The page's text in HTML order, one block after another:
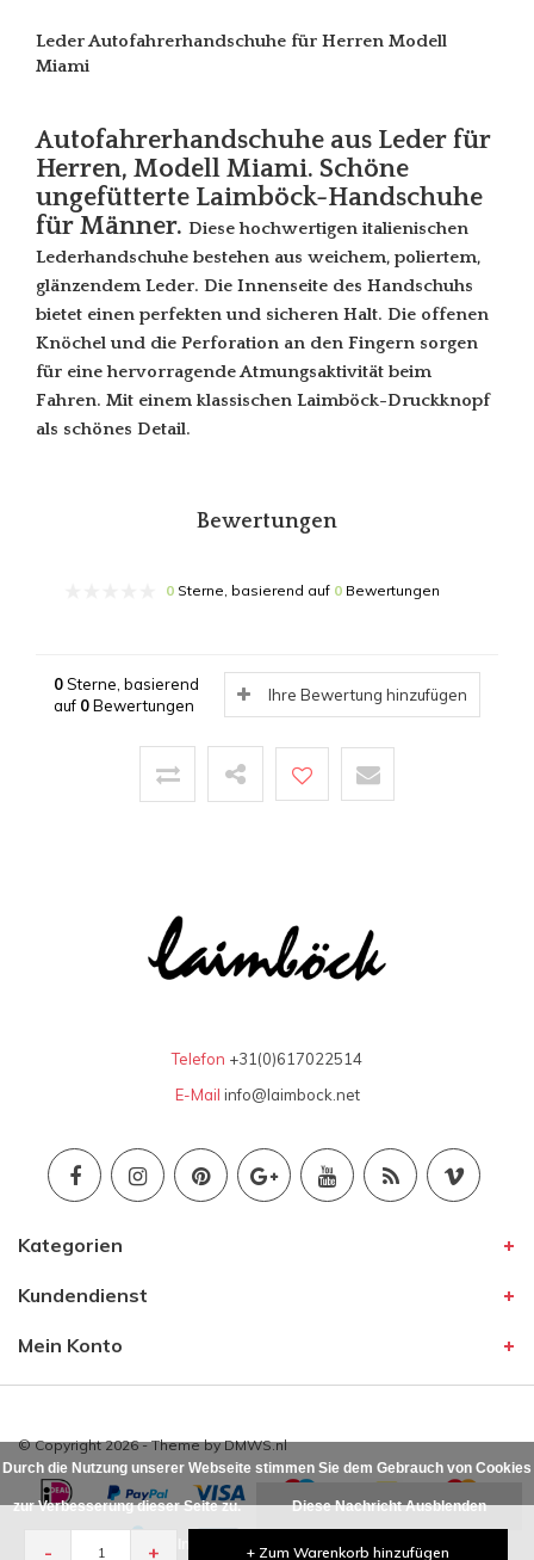
- + + Zum Warenkorb hinzufügen
Leder Autofahrerhandschuhe für Herren Modell
Miami
Autofahrerhandschuhe aus Leder für
Herren, Modell Miami. Schöne
ungefütterte Laimböck-Handschuhe
für Männer. Diese hochwertigen italienischen
Lederhandschuhe bestehen aus weichem, poliertem,
glänzendem Leder. Die Innenseite des Handschuhs
bietet einen perfekten und sicheren Halt. Die offenen
Knöchel und die Perforation an den Fingern sorgen
für eine hervorragende Atmungsaktivität beim
Fahren. Mit einem klassischen Laimböck-Druckknopf
als schönes Detail.
Bewertungen
0 Sterne, basierend auf 0 Bewertungen
0Sterne, basierend
auf 0Bewertungen
Ihre Bewertung hinzufügen
Telefon +31(0)617022514
E-Mail info@laimbock.net
Kategorien
Kundendienst
Mein Konto
© Copyright 2026 - Theme byDMWS.nl
Durch die Nutzung unserer Webseite stimmen Sie dem Gebrauch von Cookies
zur Verbesserung dieser Seite zu. Diese Nachricht Ausblenden
Für weitere Informationen beachten Sie bitte unsere